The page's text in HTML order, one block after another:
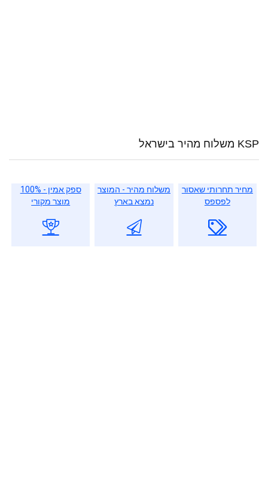
KSP משלוח מהיר בישראל
מחיר תחרותי שאסור
לפספס
משלוח מהיר - המוצר
נמצא בארץ
ספק אמין - 100%
מוצר מקורי